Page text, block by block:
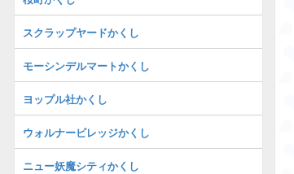
スクラップヤードかくし
モーシンデルマートかくし
ヨップル社かくし
ウォルナービレッジかくし
ニュー妖魔シティかくし